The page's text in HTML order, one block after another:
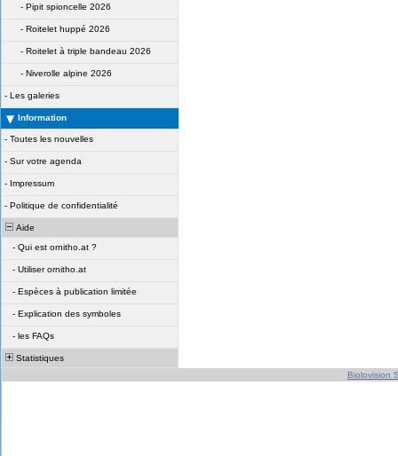
- Pipit spioncelle 2026
- Roitelet huppé 2026
- Roitelet à triple bandeau 2026
- Niverolle alpine 2026
- Les galeries
Information
- Toutes les nouvelles
- Sur votre agenda
- Impressum
- Politique de confidentialité
Aide
- Qui est ornitho.at ?
- Utiliser ornitho.at
- Espèces à publication limitée
- Explication des symboles
- les FAQs
Statistiques
Biolovision